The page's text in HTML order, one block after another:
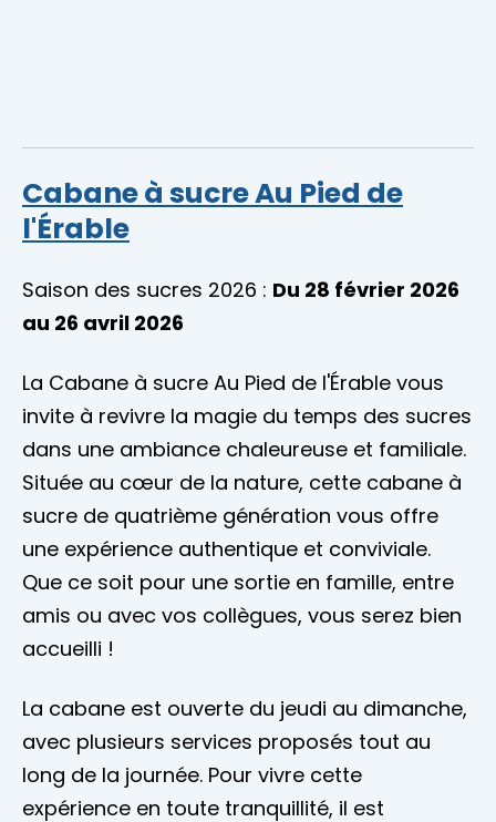
Cabane à sucre Au Pied de
l'Érable
Saison des sucres 2026 : Du 28 février 2026
au 26 avril 2026
La Cabane à sucre Au Pied de l'Érable vous
invite à revivre la magie du temps des sucres
dans une ambiance chaleureuse et familiale.
Située au cœur de la nature, cette cabane à
sucre de quatrième génération vous offre
une expérience authentique et conviviale.
Que ce soit pour une sortie en famille, entre
amis ou avec vos collègues, vous serez bien
accueilli !
La cabane est ouverte du jeudi au dimanche,
avec plusieurs services proposés tout au
long de la journée. Pour vivre cette
expérience en toute tranquillité, il est